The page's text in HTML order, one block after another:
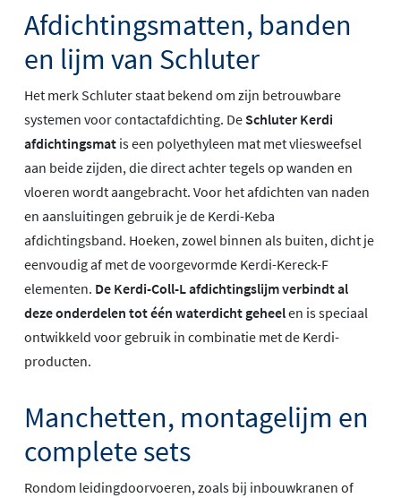
Afdichtingsmatten, banden
en lijm van Schluter
Het merk Schluter staat bekend om zijn betrouwbare
systemen voor contactafdichting. DeSchluter Kerdi
afdichtingsmat is een polyethyleen mat met vliesweefsel
aan beide zijden, die direct achter tegels op wanden en
vloeren wordt aangebracht. Voor het afdichten van naden
en aansluitingen gebruik je de Kerdi-Keba
afdichtingsband. Hoeken, zowel binnen als buiten, dicht je
eenvoudig af met de voorgevormde Kerdi-Kereck-F
elementen. De Kerdi-Coll-L afdichtingslijm verbindt al
deze onderdelen tot één waterdicht geheelen is speciaal
ontwikkeld voor gebruik in combinatie met de Kerdi-
producten.
Manchetten, montagelijm en
complete sets
Rondom leidingdoorvoeren, zoals bij inbouwkranen of